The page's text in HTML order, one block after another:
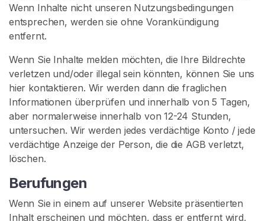
Wenn Inhalte nicht unseren Nutzungsbedingungen
entsprechen, werden sie ohne Vorankündigung
entfernt.
Wenn Sie Inhalte melden möchten, die Ihre Bildrechte
verletzen und/oder illegal sein könnten, können Sie uns
hier kontaktieren. Wir werden dann die fraglichen
Informationen überprüfen und innerhalb von 5 Tagen,
aber normalerweise innerhalb von 12-24 Stunden,
untersuchen. Wir werden jedes verdächtige Konto / jede
verdächtige Anzeige der Person, die die AGB verletzt,
löschen.
Berufungen
Wenn Sie in einem auf unserer Website präsentierten
Inhalt erscheinen und möchten, dass er entfernt wird,